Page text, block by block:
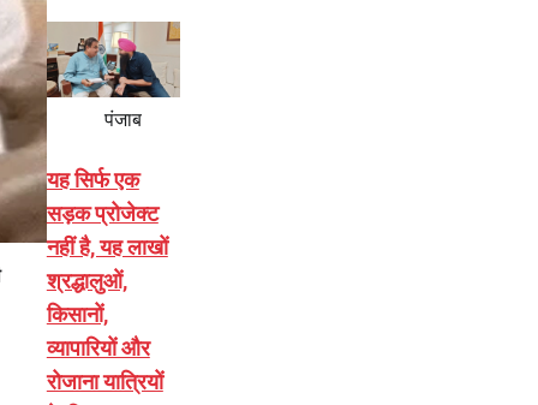
पंजाब
यह सिर्फ एक
सड़क प्रोजेक्ट
नहीं है, यह लाखों
श्रद्धालुओं,
किसानों,
व्यापारियों और
रोजाना यात्रियों